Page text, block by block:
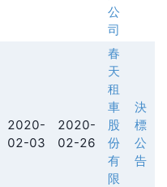
公
司
2020-
02-03
2020-
02-26
春
天
租
車
股
份
有
限
決
標
公
告